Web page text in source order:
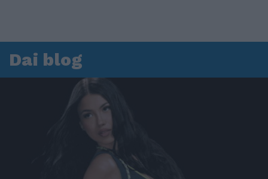
Dai blog